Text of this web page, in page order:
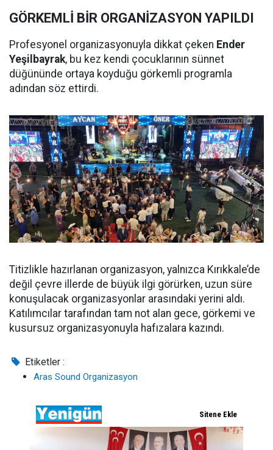
GÖRKEMLİ BİR ORGANİZASYON YAPILDI
Profesyonel organizasyonuyla dikkat çeken Ender
Yeşilbayrak, bu kez kendi çocuklarının sünnet
düğününde ortaya koyduğu görkemli programla
adından söz ettirdi.
Titizlikle hazırlanan organizasyon, yalnızca Kırıkkale’de
değil çevre illerde de büyük ilgi görürken, uzun süre
konuşulacak organizasyonlar arasındaki yerini aldı.
Katılımcılar tarafından tam not alan gece, görkemi ve
kusursuz organizasyonuyla hafızalara kazındı.
Etiketler :
Aras Sound Organizasyon